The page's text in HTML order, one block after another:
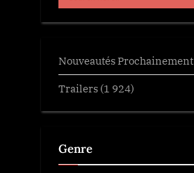
Nouveautés Prochainement
Trailers (1 924)
Genre